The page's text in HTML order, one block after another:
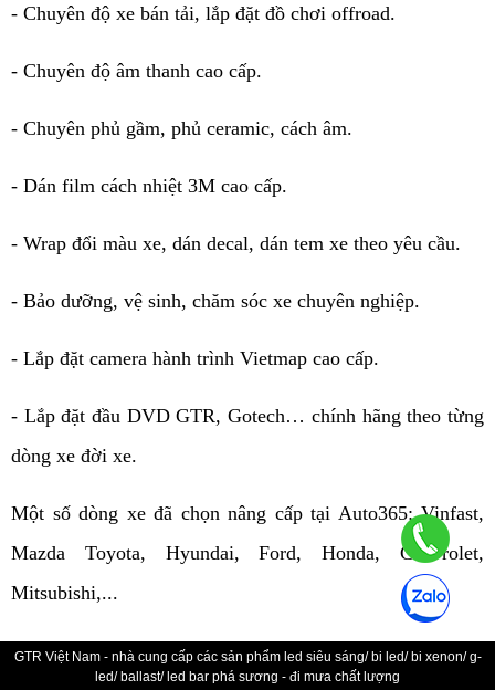
- Chuyên độ xe bán tải, lắp đặt đồ chơi offroad.
- Chuyên độ âm thanh cao cấp.
- Chuyên phủ gầm, phủ ceramic, cách âm.
- Dán film cách nhiệt 3M cao cấp.
- Wrap đổi màu xe, dán decal, dán tem xe theo yêu cầu.
- Bảo dưỡng, vệ sinh, chăm sóc xe chuyên nghiệp.
- Lắp đặt camera hành trình Vietmap cao cấp.
- Lắp đặt đầu DVD GTR, Gotech… chính hãng theo từng
dòng xe đời xe.
Một số dòng xe đã chọn nâng cấp tại Auto365: Vinfast,
Mazda Toyota, Hyundai, Ford, Honda, Chevrolet,
Mitsubishi,...
GTR Việt Nam - nhà cung cấp các sản phẩm led siêu sáng/ bi led/ bi xenon/ g-
led/ ballast/ led bar phá sương - đi mưa chất lượng